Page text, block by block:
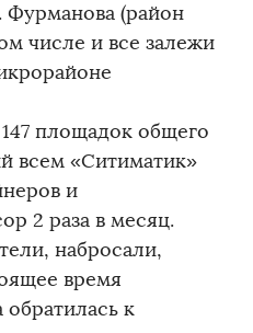
(район
числе и все залежи
площадок общего
всем «Ситиматик»
и
2 раза в месяц.
набросали,
время
к